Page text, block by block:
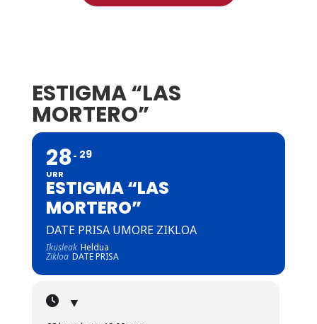
ESTIGMA “LAS
MORTERO”
28
URR
29
ESTIGMA “LAS
MORTERO”
DATE PRISA UMORE ZIKLOA
Ikusleak Heldua
Zikloa DATE PRISA
▼